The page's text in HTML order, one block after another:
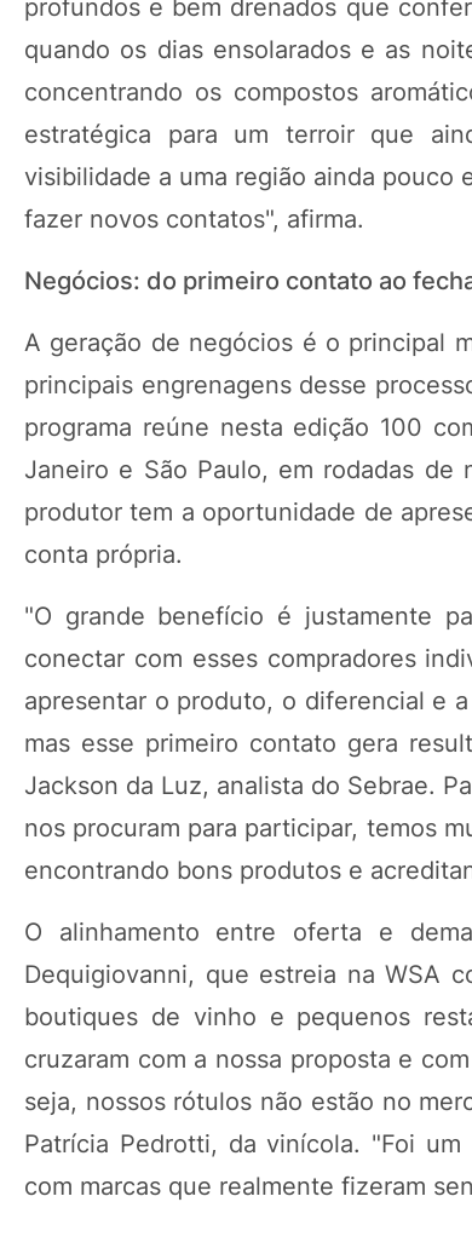
profundos e bem drenados que
quando os dias ensolarados e as
concentrando os compostos
estratégica para um terroir que
visibilidade a uma região ainda pouco
fazer novos contatos", afirma.
Negócios: do primeiro contato ao
A geração de negócios é o principal
principais engrenagens desse
programa reúne nesta edição 100
Janeiro e São Paulo, em rodadas de
produtor tem a oportunidade de
conta própria.
"O grande benefício é justamente
conectar com esses compradores
apresentar o produto, o diferencial e
mas esse primeiro contato gera
Jackson da Luz, analista do Sebrae.
nos procuram para participar, temos
encontrando bons produtos e
O alinhamento entre oferta e
Dequigiovanni, que estreia na WSA
boutiques de vinho e pequenos
cruzaram com a nossa proposta e
seja, nossos rótulos não estão no
Patrícia Pedrotti, da vinícola. "Foi
com marcas que realmente fizeram